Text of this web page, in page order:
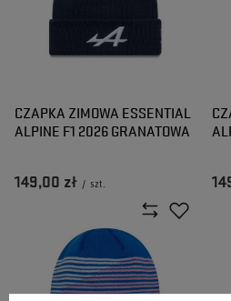
CZAPKA ZIMOWA ESSENTIAL
ALPINE F1 2026 GRANATOWA
149,00 zł / szt.